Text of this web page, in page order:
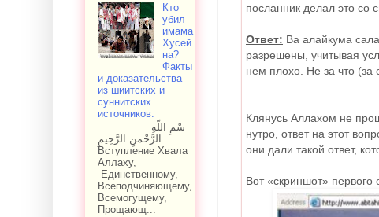
посланник делал это со
Ответ: Ва алайкума
разрешены, учитывая
нем плохо. Не за что (за
Клянусь Аллахом не
нутро, ответ на этот
они дали такой ответ,
Вот «скриншот» первого
Кто
убил
имама
Хусей
на?
Факты
и доказательства
из шиитских и
суннитских
источников.
الرَّحْمنِ الرَّحِيمِ
Вступление Хвала
Аллаху,
Единственному,
Всеподчиняющему,
Всемогущему,
Прощающ...